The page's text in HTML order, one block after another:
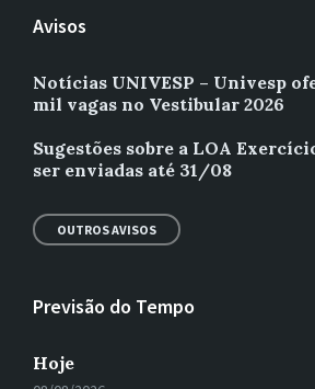
Avisos
Notícias UNIVESP – Univesp
mil vagas no Vestibular 2026
Sugestões sobre a LOA
ser enviadas até 31/08
OUTROS AVISOS
Previsão do Tempo
Hoje